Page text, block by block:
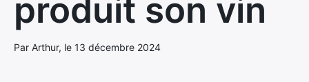
produit son vin
Par Arthur, le 13 décembre 2024